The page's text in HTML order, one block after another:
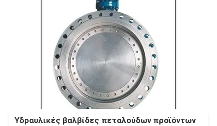
Υδραυλικές βαλβίδες πεταλούδων προϊόντων